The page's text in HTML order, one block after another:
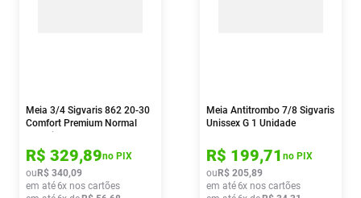
Meia 3/4 Sigvaris 862 20-30
Comfort Premium Normal
1 Par
R$ 329,89no PIX
ou R$ 340,09
em até6x nos cartões
Meia Antitrombo 7/8 Sigvaris
Unissex G 1 Unidade
R$ 199,71 no PIX
ou R$ 205,89
em até6x nos cartões